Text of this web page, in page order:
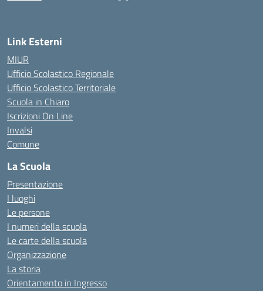
Link Esterni
MIUR
Ufficio Scolastico Regionale
Ufficio Scolastico Territoriale
Scuola in Chiaro
Iscrizioni On Line
Invalsi
Comune
La Scuola
Presentazione
I luoghi
Le persone
I numeri della scuola
Le carte della scuola
Organizzazione
La storia
Orientamento in Ingresso